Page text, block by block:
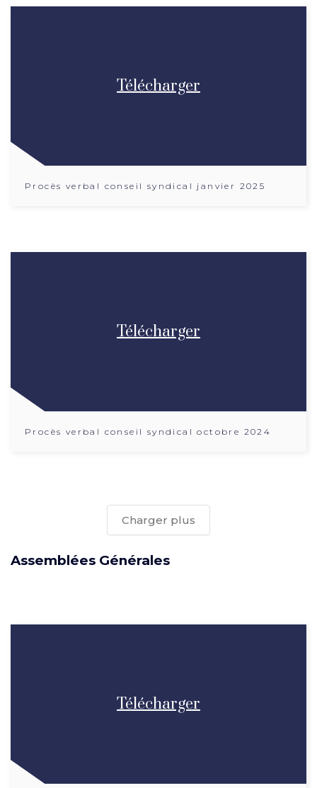
Télécharger
Procès verbal conseil syndical janvier 2025
Télécharger
Procès verbal conseil syndical octobre 2024
Charger plus
Assemblées Générales
Télécharger